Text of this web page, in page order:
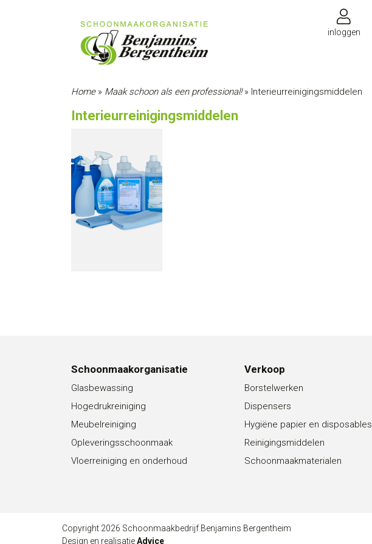
inloggen
Home» Maak schoon als een professional!» Interieurreinigingsmiddelen
Interieurreinigingsmiddelen
Schoonmaakorganisatie
Glasbewassing
Hogedrukreiniging
Meubelreiniging
Opleveringsschoonmaak
Vloerreiniging en onderhoud
Verkoop
Borstelwerken
Dispensers
Hygiëne papier en disposables
Reinigingsmiddelen
Schoonmaakmaterialen
Copyright 2026 Schoonmaakbedrijf Benjamins Bergentheim
Design en realisatieAdvice